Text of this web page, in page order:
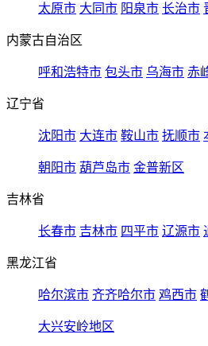
太原市 大同市 阳泉市 长治市
内蒙古自治区
呼和浩特市 包头市 乌海市 赤
辽宁省
沈阳市 大连市 鞍山市 抚顺市
朝阳市 葫芦岛市 金普新区
吉林省
长春市 吉林市 四平市 辽源市
黑龙江省
哈尔滨市 齐齐哈尔市 鸡西市
大兴安岭地区